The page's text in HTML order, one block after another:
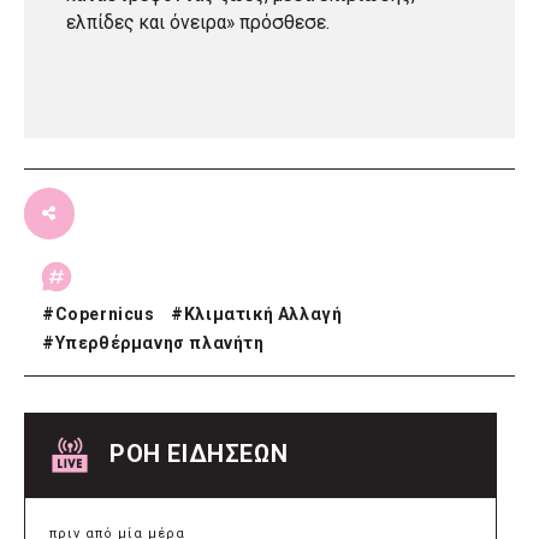
ελπίδες και όνειρα» πρόσθεσε.
#Copernicus # Κλιματική Αλλαγή
#Υπερθέρμανησ πλανήτη
ΡΟΗ ΕΙΔΗΣΕΩΝ
πριν από μία μέρα